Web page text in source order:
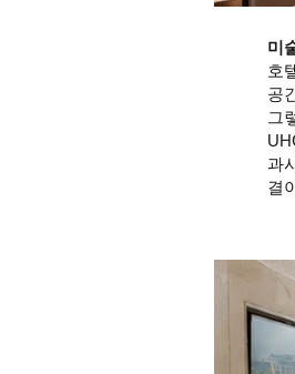
미
호
공
그
과
결